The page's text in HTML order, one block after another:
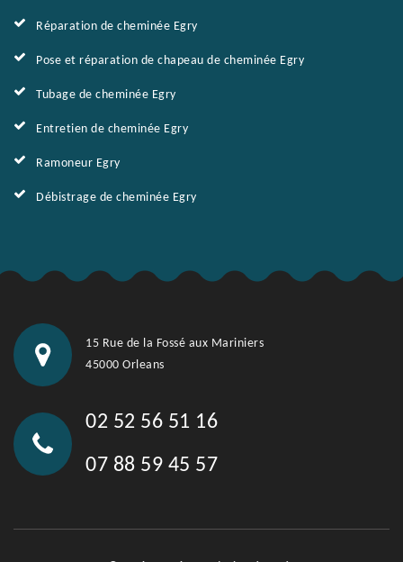
Réparation de cheminée Egry
Pose et réparation de chapeau de cheminée Egry
Tubage de cheminée Egry
Entretien de cheminée Egry
Ramoneur Egry
Débistrage de cheminée Egry
15 Rue de la Fossé aux Mariniers
45000 Orleans
02 52 56 51 16
07 88 59 45 57